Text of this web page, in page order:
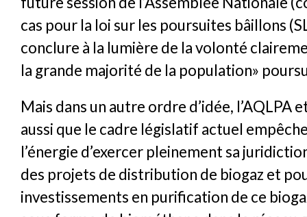
cas pour la loi sur les poursuites bâillons
conclure à la lumière de la volonté
la grande majorité de la population»
Mais dans un autre ordre d’idée, l’AQLPA
aussi que le cadre législatif actuel
l’énergie d’exercer pleinement sa
des projets de distribution de biogaz et
investissements en purification de ce